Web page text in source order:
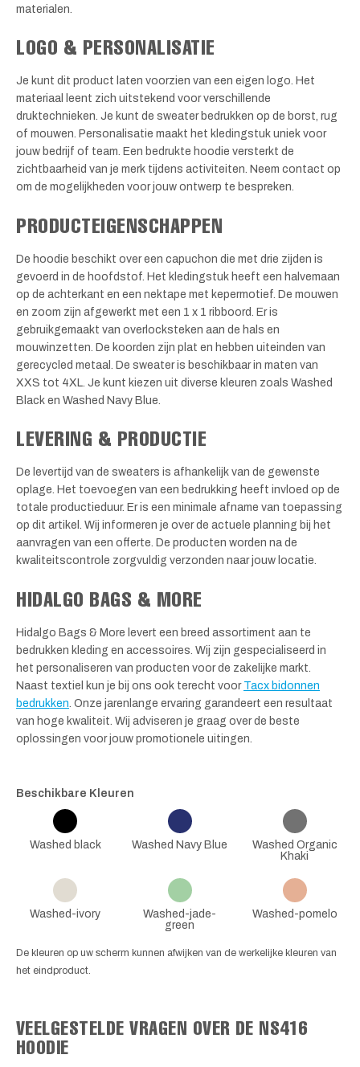
materialen.
LOGO & PERSONALISATIE
Je kunt dit product laten voorzien van een eigen logo. Het
materiaal leent zich uitstekend voor verschillende
druktechnieken. Je kunt de sweater bedrukken op de borst, rug
of mouwen. Personalisatie maakt het kledingstuk uniek voor
jouw bedrijf of team. Een bedrukte hoodie versterkt de
zichtbaarheid van je merk tijdens activiteiten. Neem contact op
om de mogelijkheden voor jouw ontwerp te bespreken.
PRODUCTEIGENSCHAPPEN
De hoodie beschikt over een capuchon die met drie zijden is
gevoerd in de hoofdstof. Het kledingstuk heeft een halvemaan
op de achterkant en een nektape met kepermotief. De mouwen
en zoom zijn afgewerkt met een 1 x 1 ribboord. Er is
gebruikgemaakt van overlocksteken aan de hals en
mouwinzetten. De koorden zijn plat en hebben uiteinden van
gerecycled metaal. De sweater is beschikbaar in maten van
XXS tot 4XL. Je kunt kiezen uit diverse kleuren zoals Washed
Black en Washed Navy Blue.
LEVERING & PRODUCTIE
De levertijd van de sweaters is afhankelijk van de gewenste
oplage. Het toevoegen van een bedrukking heeft invloed op de
totale productieduur. Er is een minimale afname van toepassing
op dit artikel. Wij informeren je over de actuele planning bij het
aanvragen van een offerte. De producten worden na de
kwaliteitscontrole zorgvuldig verzonden naar jouw locatie.
HIDALGO BAGS & MORE
Hidalgo Bags & More levert een breed assortiment aan te
bedrukken kleding en accessoires. Wij zijn gespecialiseerd in
het personaliseren van producten voor de zakelijke markt.
Naast textiel kun je bij ons ook terecht voor Tacx bidonnen
bedrukken . Onze jarenlange ervaring garandeert een resultaat
van hoge kwaliteit. Wij adviseren je graag over de beste
oplossingen voor jouw promotionele uitingen.
Beschikbare Kleuren
Washed black Washed Navy Blue
Washed Organic
Khaki
Washed-ivory
Washed-jade-
green
Washed-pomelo
De kleuren op uw scherm kunnen afwijken van de werkelijke kleuren van
het eindproduct.
VEELGESTELDE VRAGEN OVER DE NS416
HOODIE